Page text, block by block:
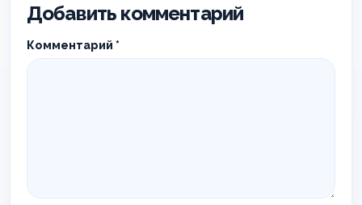
Добавить комментарий
Комментарий *